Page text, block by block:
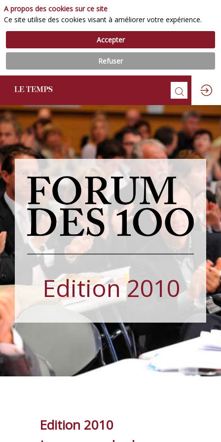
Edition 2010
Edition 2010
A propos des cookies sur ce site
Ce site utilise des cookies visant à améliorer votre expérience.
Accepter
Refuser